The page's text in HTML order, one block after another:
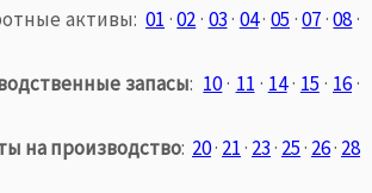
активы:01 ·02· 03· 04· 05 ·07·08·
запасы: 10· 11 · 14· 15 · 16·
на производство: 20· 21· 23· 25· 26· 28